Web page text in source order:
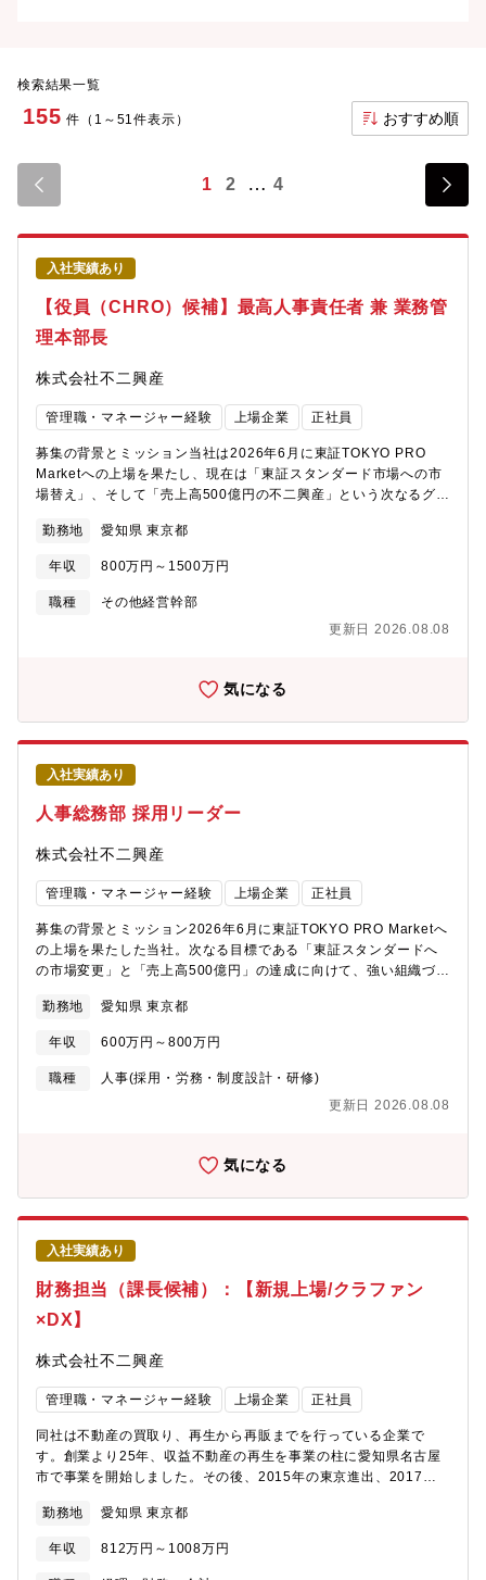
検索結果一覧
155 件（1～51件表示） おすすめ順
1 2 4
入社実績あり
【役員（CHRO）候補】最高人事責任者 兼 業務管
理本部長
株式会社不二興産
管理職・マネージャー経験 上場企業 正社員
募集の背景とミッション当社は2026年6月に東証TOKYO PRO
Marketへの上場を果たし、現在は「東証スタンダード市場への市
場替え」、そして「売上高500億円の不二興産」という次なるグラ
躍を果たすためには、従来の不動産業の枠組みを超え、最新テク
ノロジーや生成AIを基盤とした「最小の経営資源で最大の一人当
たり付加価値を創造する、次世代の組織OS」を構築・実装するこ
とが不可欠です。求めているのは、単なるアドバイザーや既存ル
ストーリーを描き、社長の右腕として経営幹部をアトラクトし、
としてお迎えします。■ 具体的な業務内容①経営幹部・ハイクラ
ス人材を獲得する「攻めの採用戦略」の企画・推進・ハイクラス
人材の戦略的獲得：ダイレクトリクルーティングやリファラル等
をフル活用し、経営幹部候補を能動的にアトラクト・獲得。・エ
ージェント・マネジメント：パートナーエージェント各社に対し
て当社のビジョンを強力にプレゼンテーションし、推薦優先度を
高めるリレーション構築。・選考プロセスのBPR（業務改革）：
応募から承諾に至るリードタイムを短縮し、優秀層の離脱を防ぐ
強固でスピーディーな採用フローの確立。②売上高500億円に向け
た「組織OS」および評価・還元制度の設計・内製実装・戦略的人
事制度の構築：各部門のPL・KPIに直結し、社員が自発的に成果
を追求したくなるインセンティブ・評価システムの設計と確実な
運用。・事業計画と人員計画の連動：売上目標や新規事業の進捗
に連動した、機動的な人員配置・ROI管理シミュレーションの構
築。・DX・AIを活用した人事業務の高度化：生成AI、HRTech、
自動化を推進。③自律自走型リーダーの育成と、高心理的安全性
ダーの輩出：既存の枠にとらわれず、問いを立て新規事業・改善
を推進できる自律型リーダーの育成。・コンプライアンス・内部
れず挑戦できるチームカルチャーの浸透。求める人物像（選考基
ョンや経営ロジックを瞬時に構造化し、数値に基づいて仕組みを
設計できる方。・確実な目標完遂意欲と事業推進力：不確実で変
化の早い環境下においても、自ら施策を立ち上げ、最後までやり
切る強い遂行力をお持ちの方。※選考プロセスにおいて、上記の
論理的思考力・資質を測定
勤務地 愛知県 東京都
年収 800万円～1500万円
職種
その他経営幹部
更新日 2026.08.08
気になる
入社実績あり
人事総務部 採用リーダー
株式会社不二興産
管理職・マネージャー経験 上場企業 正社員
募集の背景とミッション2026年6月に東証TOKYO PRO Marketへ
の上場を果たした当社。次なる目標である「東証スタンダードへ
の市場変更」と「売上高500億円」の達成に向けて、強い組織づく
ト送信といった「手足のオペレーション」に忙殺される段階を脱
却しなければなりません。お任せしたいのは、言われた通りに採
用実務を回すだけの担当者ではありません。テクノロジーを活用
して業務フローをBPR（劇的効率化）し、自ら経営視点を持って
です。■ 具体的な業務内容①「攻めの採用戦略」の企画とダイレ
せを行い、求める人物像（要件定義）を明確化。・ダイレクトリ
クルーティング媒体（ビズリーチ等）やリファラルを活用し、次
世代のリーダー・幹部候補生を能動的に発掘・アトラクト。・エ
ージェントとの強固なリレーション構築と、自社の魅力の戦略的
プレゼンテーション。②採用プロセスのBPR（劇的効率化）とDX
推進・採用ATS（HRMOS等）や生成AI、各種ツールを駆使し、面
接調整や候補者管理などのオペレーション業務を自動化・効率
化。・応募から内定までのリードタイムを短縮し、候補者の意欲
を高めるシームレスな選考体験（CX）の設計。③オンボーディン
ち上がりを支援する教育研修（オンボーディング）の企画・実
行。・自律自走型の組織カルチャーを浸透させるための社内施策
の立案。・CHROや経営陣と連携した、人事評価制度の運用改善
の意識：現状の課題をロジカルに分析し、テクノロジーを用いて
「どうすれば効率化できるか」を常に考え、実行できる方。・高
い目標達成意欲と自律性：与えられた目標に対して、受け身では
なく自ら道筋を立てて完遂にこだわる行動力をお持ちの方。※選
検査を実施いたします。
勤務地 愛知県 東京都
年収 600万円～800万円
職種
人事(採用・労務・制度設計・研修)
更新日 2026.08.08
気になる
入社実績あり
財務担当（課長候補）：【新規上場/クラファン
×DX】
株式会社不二興産
管理職・マネージャー経験 上場企業 正社員
同社は不動産の買取り、再生から再販までを行っている企業で
す。創業より25年、収益不動産の再生を事業の柱に愛知県名古屋
市で事業を開始しました。その後、2015年の東京進出、2017年
貸経営コンサルティングや建物管理などへも積極的に領域を広
げ、2024年には東京に建物管理拠点も新設。不動産業界の中で独
特の立ち位置を確立するために、不動産クラウドファンディング
勤務地 愛知県 東京都
年収 812万円～1008万円